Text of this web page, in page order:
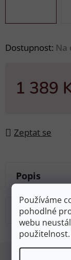
Používáme
pohodlné
webu
Dostupnost: Na
1 389
Zeptat se
Popis
Diskuze